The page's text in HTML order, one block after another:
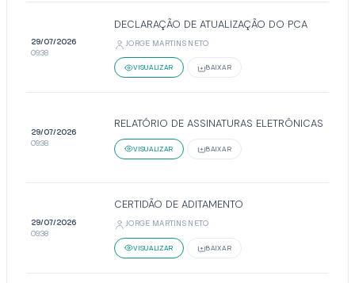
29/07/2026
09:38
DECLARAÇÃO DE ATUALIZAÇÃO DO PCA
JORGE MARTINS NETO
VISUALIZAR BAIXAR
29/07/2026
09:38
RELATÓRIO DE ASSINATURAS ELETRÔNICAS
VISUALIZAR BAIXAR
29/07/2026
09:38
CERTIDÃO DE ADITAMENTO
JORGE MARTINS NETO
VISUALIZAR BAIXAR